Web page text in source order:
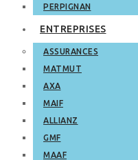
PERPIGNAN
ENTREPRISES
ASSURANCES
MATMUT
AXA
MAIF
ALLIANZ
GMF
MAAF